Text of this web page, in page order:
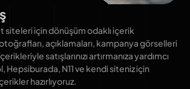
için dönüşüm odaklı içerik
açıklamaları, kampanya görselleri
satışlarınızı artırmanıza yardımcı
Hepsiburada, N11 ve kendi siteniz için
hazırlıyoruz.